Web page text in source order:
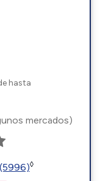
hasta
mercados)
◊